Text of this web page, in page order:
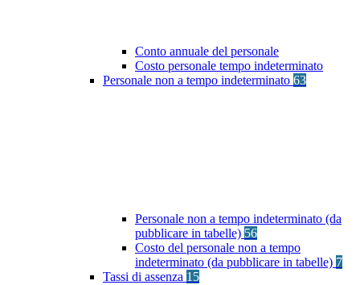
Conto annuale del personale
Costo personale tempo indeterminato
Personale non a tempo indeterminato 63
Personale non a tempo indeterminato (da
pubblicare in tabelle) 56
Costo del personale non a tempo
indeterminato (da pubblicare in tabelle) 7
Tassi di assenza 15